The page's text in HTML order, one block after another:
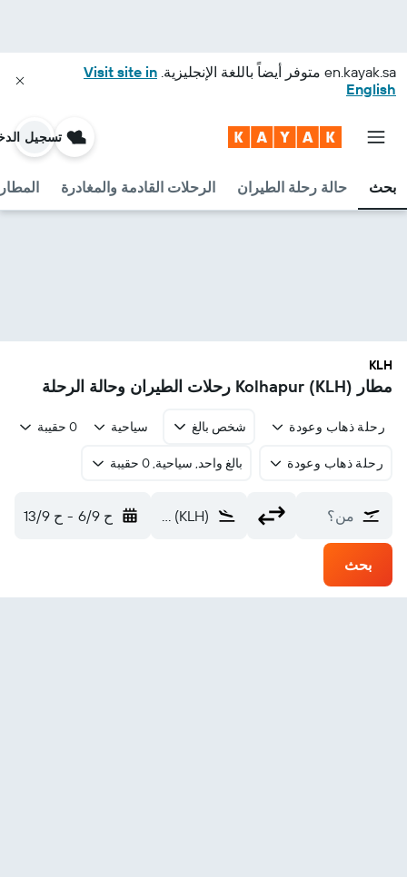
en.kayak.sa متوفر أيضاً باللغة الإنجليزية. Visit site in
English
بحث حالة رحلة الطيران الرحلات القادمة والمغادرة
تسجيل
KLH
مطار Kolhapur (KLH) رحلات الطيران وحالة الرحلة
رحلة ذهاب وعودة شخص بالغ سياحية 0 حقيبة
رحلة ذهاب وعودة بالغ واحد, سياحية, 0 حقيبة
من؟ Kolhapur (KLH) ح 6/9 - ح 13/9
بحث